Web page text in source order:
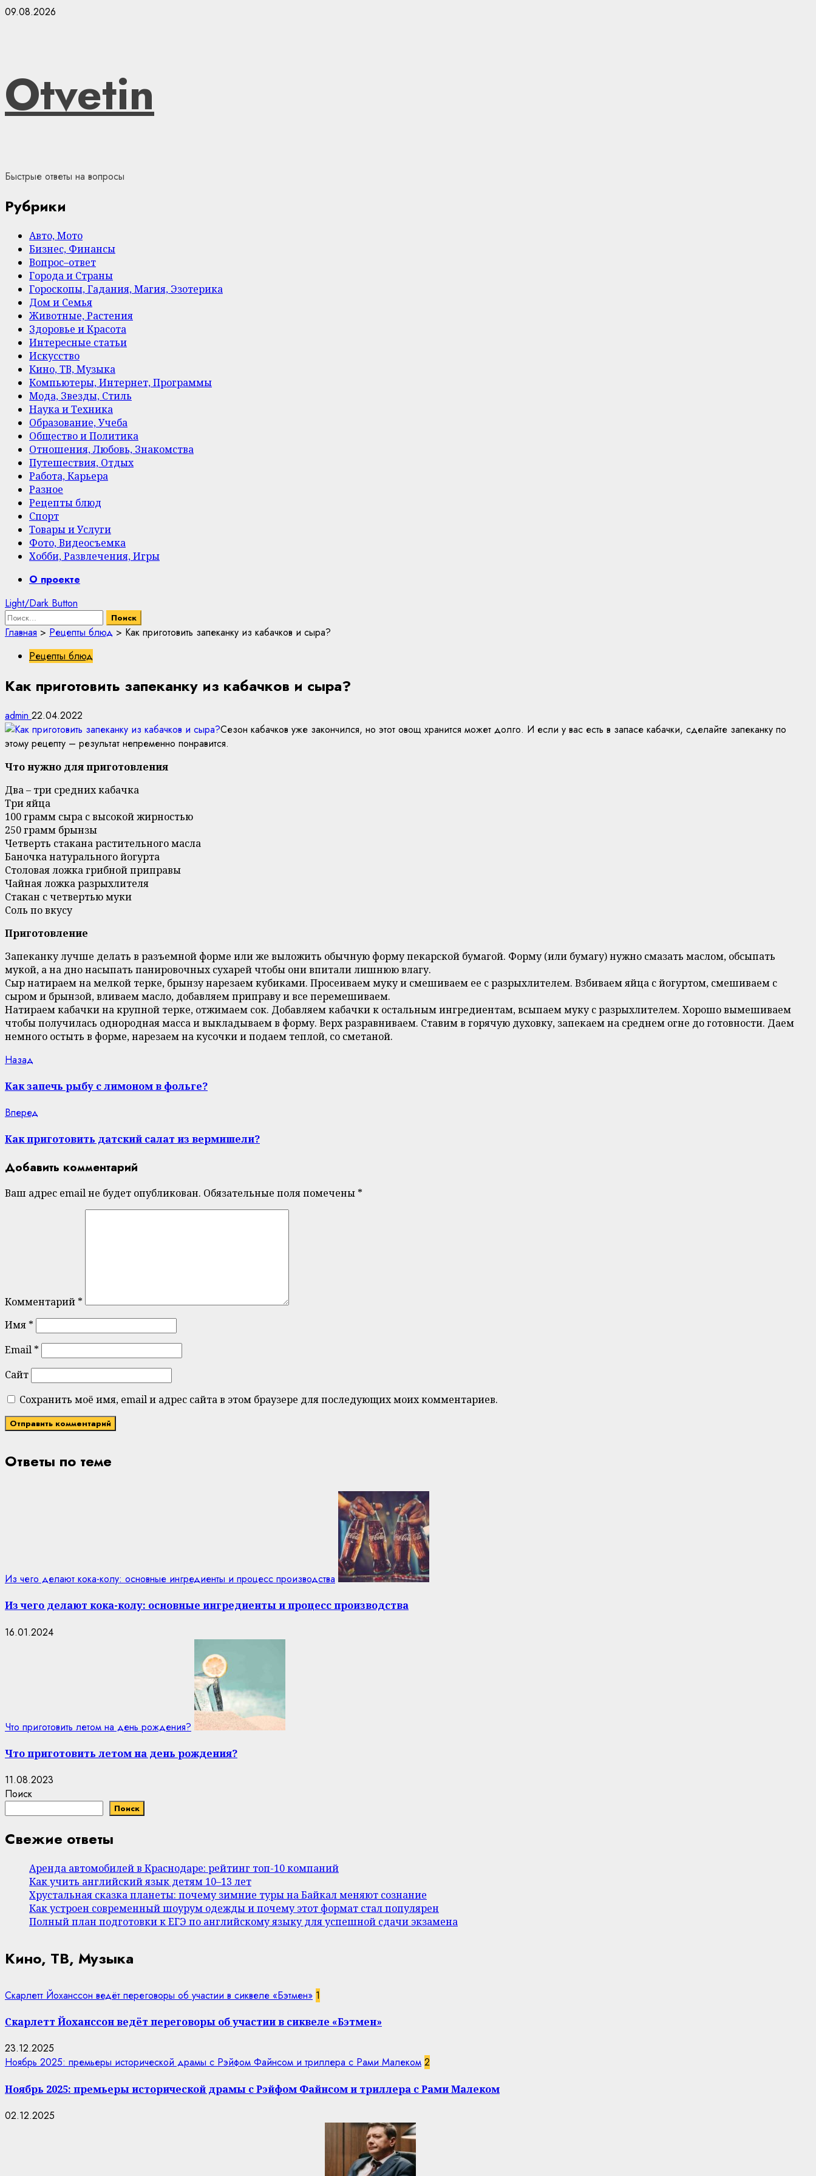
Skip
09.08.2026
Otvetin
Быстрые ответы на вопросы
Рубрики
Авто, Мото
Бизнес, Финансы
Вопрос–ответ
Города и Страны
Гороскопы, Гадания, Магия, Эзотерика
Дом и Семья
Животные, Растения
Здоровье и Красота
Интересные статьи
Искусство
Кино, ТВ, Музыка
Компьютеры, Интернет, Программы
Мода, Звезды, Стиль
Наука и Техника
Образование, Учеба
Общество и Политика
Отношения, Любовь, Знакомства
Путешествия, Отдых
Работа, Карьера
Разное
Рецепты блюд
Спорт
Товары и Услуги
Фото, Видеосъемка
Хобби, Развлечения, Игры
PrimaryО проекте
Light/Dark Button
Найти:
Главная > Рецепты блюд > Как приготовить запеканку из кабачков и сыра?
Рецепты блюд
Как приготовить запеканку из кабачков и сыра?
admin 22.04.2022
Сезон кабачков уже закончился, но этот овощ хранится может долго. И если у вас есть в запасе кабачки, сделайте запеканку по
этому рецепту – результат непременно понравится.
Что нужно для приготовления
Два – три средних кабачка
Три яйца
100 грамм сыра с высокой жирностью
250 грамм брынзы
Четверть стакана растительного масла
Баночка натурального йогурта
Столовая ложка грибной приправы
Чайная ложка разрыхлителя
Стакан с четвертью муки
Соль по вкусу
Приготовление
Запеканку лучше делать в разъемной форме или же выложить обычную форму пекарской бумагой. Форму (или бумагу) нужно смазать маслом, обсыпать
мукой, а на дно насыпать панировочных сухарей чтобы они впитали лишнюю влагу.
Сыр натираем на мелкой терке, брынзу нарезаем кубиками. Просеиваем муку и смешиваем ее с разрыхлителем. Взбиваем яйца с йогуртом, смешиваем с
сыром и брынзой, вливаем масло, добавляем приправу и все перемешиваем.
Натираем кабачки на крупной терке, отжимаем сок. Добавляем кабачки к остальным ингредиентам, всыпаем муку с разрыхлителем. Хорошо вымешиваем
чтобы получилась однородная масса и выкладываем в форму. Верх разравниваем. Ставим в горячую духовку, запекаем на среднем огне до готовности. Даем
немного остыть в форме, нарезаем на кусочки и подаем теплой, со сметаной.
Continue
Reading
Назад
Как запечь рыбу с лимоном в фольге?
Вперед
Как приготовить датский салат из вермишели?
Добавить комментарий
Ваш адрес email не будет опубликован. Обязательные поля помечены *
Комментарий *
Имя *
Email *
Сайт
Сохранить моё имя, email и адрес сайта в этом браузере для последующих моих комментариев.
Ответы по теме
Из чего делают кока-колу: основные ингредиенты и процесс производства
Из чего делают кока-колу: основные ингредиенты и процесс производства
16.01.2024
Что приготовить летом на день рождения?
Что приготовить летом на день рождения?
11.08.2023
Поиск
Поиск
Свежие ответы
Аренда автомобилей в Краснодаре: рейтинг топ-10 компаний
Как учить английский язык детям 10–13 лет
Хрустальная сказка планеты: почему зимние туры на Байкал меняют сознание
Как устроен современный шоурум одежды и почему этот формат стал популярен
Полный план подготовки к ЕГЭ по английскому языку для успешной сдачи экзамена
Кино, ТВ, Музыка
Скарлетт Йоханссон ведёт переговоры об участии в сиквеле «Бэтмен» 1
Скарлетт Йоханссон ведёт переговоры об участии в сиквеле «Бэтмен»
23.12.2025
Ноябрь 2025: премьеры исторической драмы с Рэйфом Файнсом и триллера с Рами Малеком 2
Ноябрь 2025: премьеры исторической драмы с Рэйфом Файнсом и триллера с Рами Малеком
02.12.2025